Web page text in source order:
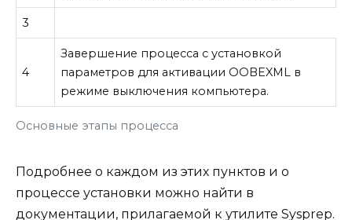
Основные этапы процесса
3
4
Завершение процесса с установкой
параметров для активации OOBEXML в
режиме выключения компьютера.
Подробнее о каждом из этих пунктов и о
процессе установки можно найти в
документации, прилагаемой к утилите Sysprep.